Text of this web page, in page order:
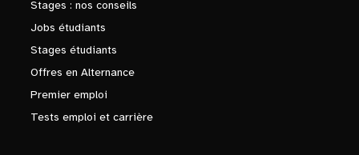
Stages : nos conseils
Jobs étudiants
Stages étudiants
Offres en Alternance
Premier emploi
Tests emploi et carrière